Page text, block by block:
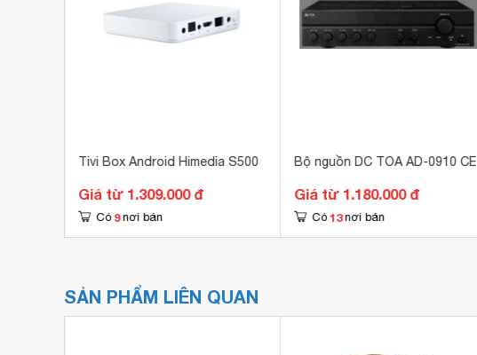
Tivi Box Android Himedia S500
Giá từ 1.309.000 đ
Có 9 nơi bán
Bộ nguồn DC TOA AD-0910 CE
Giá từ 1.180.000 đ
Có 13 nơi bán
SẢN PHẨM LIÊN QUAN